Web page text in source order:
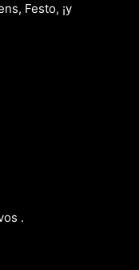
Festo, ¡y
.